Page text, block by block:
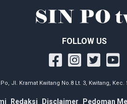
FOLLOW US
Jl. Kramat Kwitang No.8 Lt. 3, Kwitang,
Redaksi Disclaimer Pedoman